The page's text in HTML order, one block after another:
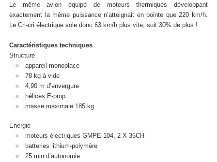
Le même avion équipé de moteurs thermiques développant
exactement la même puissance n’atteignait en pointe que 220 km/h.
Le Cri-cri électrique vole donc 63 km/h plus vite, soit 30% de plus !
Caractéristiques techniques
Structure
appareil monoplace
78 kg à vide
4,90 m d’envergure
hélices E-prop
masse maximale 185 kg
Energie
moteurs électriques GMPE 104, 2 X 35CH
batteries lithium-polymère
25 min d’autonomie